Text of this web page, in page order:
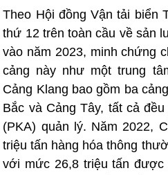
Theo Hội đồng Vận tải biển
thứ 12 trên toàn cầu về sản
vào năm 2023, minh chứng
cảng này như một trung
Cảng Klang bao gồm ba
Bắc và Cảng Tây, tất cả
(PKA) quản lý. Năm 2022,
triệu tấn hàng hóa thông
với mức 26,8 triệu tấn được